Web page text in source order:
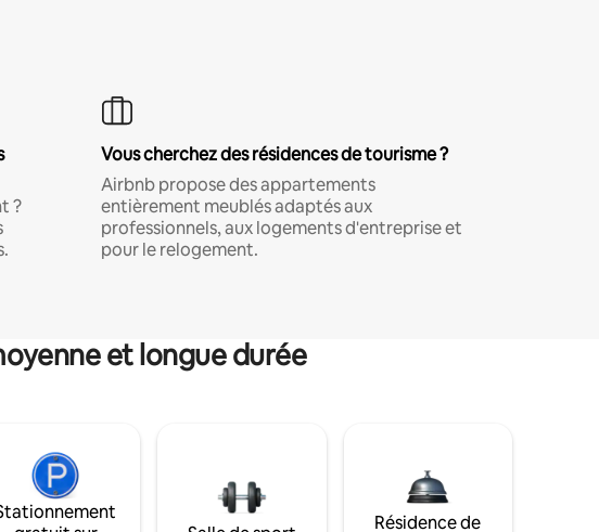
?
Vous cherchez des résidences de tourisme ?
Airbnb propose des appartements
entièrement meublés adaptés aux
professionnels, aux logements d'entreprise et
pour le relogement.
et longue durée
Résidence de